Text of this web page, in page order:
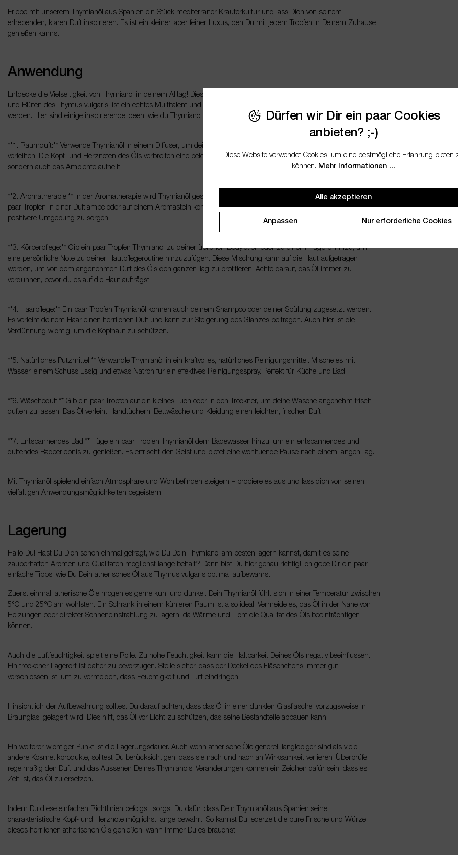
Erlebe mit unserem Thymianöl aus Spanien ein Stück mediterraner Kräuterkultur und lass Dich von seinem
erhebenden, klaren Duft inspirieren. Es ist ein kleiner, aber feiner Luxus, den Du mit jedem Tropfen in Deinem Zuhause
genießen kannst.
Anwendung
Entdecke die Vielseitigkeit von Thymianöl in deinem Alltag! Dieses ätherische Öl, gewonnen aus den duftenden Blättern
und Blüten des Thymus vulgaris, ist ein echtes Multitalent und kann in vielen verschiedenen Bereichen eingesetzt
werden. Hier sind einige inspirierende Ideen, wie du Thymianöl nutzen kannst:
**1. Raumduft:** Verwende Thymianöl in einem Diffuser, um deinem Zuhause einen frischen und reinigenden Duft zu
verleihen. Die Kopf- und Herznoten des Öls verbreiten eine belebende Atmosphäre, die nicht nur angenehm riecht,
sondern auch das Ambiente aufhellt.
**2. Aromatherapie:** In der Aromatherapie wird Thymianöl geschätzt, um eine erhebende Umgebung zu schaffen. Ein
paar Tropfen in einer Duftlampe oder auf einem Aromastein können helfen, die Stimmung zu heben und für eine
positivere Umgebung zu sorgen.
**3. Körperpflege:** Gib ein paar Tropfen Thymianöl zu deiner üblichen Bodylotion oder zu einem Trägeröl hinzu, um
eine persönliche Note zu deiner Hautpflegeroutine hinzuzufügen. Diese Mischung kann auf die Haut aufgetragen
werden, um von dem angenehmen Duft des Öls den ganzen Tag zu profitieren. Achte darauf, das Öl immer zu
verdünnen, bevor du es auf die Haut aufträgst.
**4. Haarpflege:** Ein paar Tropfen Thymianöl können auch deinem Shampoo oder deiner Spülung zugesetzt werden.
Es verleiht deinem Haar einen herrlichen Duft und kann zur Steigerung des Glanzes beitragen. Auch hier ist die
Verdünnung wichtig, um die Kopfhaut zu schützen.
**5. Natürliches Putzmittel:** Verwandle Thymianöl in ein kraftvolles, natürliches Reinigungsmittel. Mische es mit
Wasser, einem Schuss Essig und etwas Natron für ein effektives Reinigungsspray. Perfekt für Küche und Bad!
**6. Wäscheduft:** Gib ein paar Tropfen auf ein kleines Tuch oder in den Trockner, um deine Wäsche angenehm frisch
duften zu lassen. Das Öl verleiht Handtüchern, Bettwäsche und Kleidung einen leichten, frischen Duft.
**7. Entspannendes Bad:** Füge ein paar Tropfen Thymianöl dem Badewasser hinzu, um ein entspannendes und
duftendes Badeerlebnis zu genießen. Es erfrischt den Geist und bietet eine wohltuende Pause nach einem langen Tag.
Mit Thymianöl spielend einfach Atmosphäre und Wohlbefinden steigern – probiere es aus und lass dich von seinen
vielfältigen Anwendungsmöglichkeiten begeistern!
Lagerung
Hallo Du! Hast Du Dich schon einmal gefragt, wie Du Dein Thymianöl am besten lagern kannst, damit es seine
zauberhaften Aromen und Qualitäten möglichst lange behält? Dann bist Du hier genau richtig! Ich gebe Dir ein paar
einfache Tipps, wie Du Dein ätherisches Öl aus Thymus vulgaris optimal aufbewahrst.
Zuerst einmal, ätherische Öle mögen es gerne kühl und dunkel. Dein Thymianöl fühlt sich in einer Temperatur zwischen
5°C und 25°C am wohlsten. Ein Schrank in einem kühleren Raum ist also ideal. Vermeide es, das Öl in der Nähe von
Heizungen oder direkter Sonneneinstrahlung zu lagern, da Wärme und Licht die Qualität des Öls beeinträchtigen
können.
Auch die Luftfeuchtigkeit spielt eine Rolle. Zu hohe Feuchtigkeit kann die Haltbarkeit Deines Öls negativ beeinflussen.
Ein trockener Lagerort ist daher zu bevorzugen. Stelle sicher, dass der Deckel des Fläschchens immer gut
verschlossen ist, um zu vermeiden, dass Feuchtigkeit und Luft eindringen.
Hinsichtlich der Aufbewahrung solltest Du darauf achten, dass das Öl in einer dunklen Glasflasche, vorzugsweise in
Braunglas, gelagert wird. Dies hilft, das Öl vor Licht zu schützen, das seine Bestandteile abbauen kann.
Ein weiterer wichtiger Punkt ist die Lagerungsdauer. Auch wenn ätherische Öle generell langlebiger sind als viele
andere Kosmetikprodukte, solltest Du berücksichtigen, dass sie nach und nach an Wirksamkeit verlieren. Überprüfe
regelmäßig den Duft und das Aussehen Deines Thymianöls. Veränderungen können ein Zeichen dafür sein, dass es
Zeit ist, das Öl zu ersetzen.
Indem Du diese einfachen Richtlinien befolgst, sorgst Du dafür, dass Dein Thymianöl aus Spanien seine
charakteristische Kopf- und Herznote möglichst lange bewahrt. So kannst Du jederzeit die pure Frische und Würze
dieses herrlichen ätherischen Öls genießen, wann immer Du es brauchst!
Dürfen wir Dir ein paar Cookies
anbieten? ;-)
Diese Website verwendet Cookies, um eine bestmögliche Erfahrung bieten
können. Mehr Informationen ...
Alle akzeptieren
Anpassen Nur erforderliche Cookies